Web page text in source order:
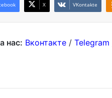
X VKontakte
нас: Вконтакте/ Telegram